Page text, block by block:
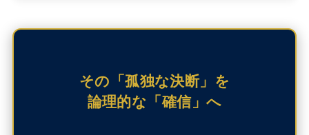
その「孤独な決断」を
論理的な「確信」へ